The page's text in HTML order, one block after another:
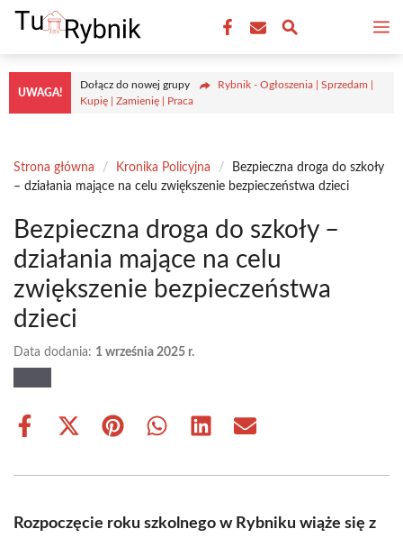
Przejdź
treści
UWAGA!
Dołącz do nowej grupy
Rybnik - Ogłoszenia | Sprzedam |
Kupię | Zamienię | Praca
Strona główna / Kronika Policyjna /
Bezpieczna droga do szkoły
– działania mające na celu zwiększenie bezpieczeństwa dzieci
Bezpieczna droga do szkoły –
działania mające na celu
zwiększenie bezpieczeństwa
dzieci
Data dodania: 1 września 2025 r.
Share
Share
(Twitter)
Share Share Share Share
Rozpoczęcie roku szkolnego w Rybniku wiąże się z